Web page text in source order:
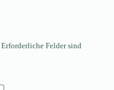
Erforderliche Felder sind